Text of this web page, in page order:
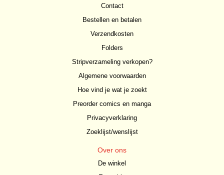
Contact
Bestellen en betalen
Verzendkosten
Folders
Stripverzameling verkopen?
Algemene voorwaarden
Hoe vind je wat je zoekt
Preorder comics en manga
Privacyverklaring
Zoeklijst/wenslijst
Over ons
De winkel